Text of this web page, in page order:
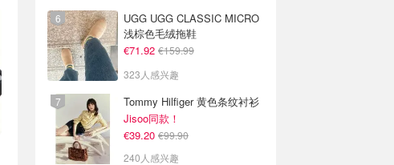
UGG UGG CLASSIC MICRO
浅棕色毛绒拖鞋
€71.92 €159.99
323人感兴趣
Tommy Hilfiger 黄色条纹衬衫
Jisoo同款！
€39.20 €99.90
240人感兴趣